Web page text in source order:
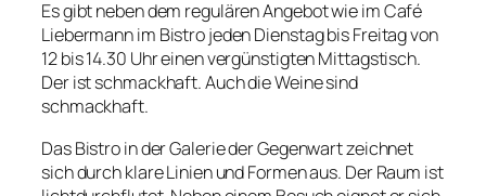
Es gibt neben dem regulären Angebot wie im Café
Liebermann im Bistro jeden Dienstag bis Freitag von
12 bis 14.30 Uhr einen vergünstigten Mittagstisch.
Der ist schmackhaft. Auch die Weine sind
schmackhaft.
Das Bistro in der Galerie der Gegenwart zeichnet
sich durch klare Linien und Formen aus. Der Raum ist